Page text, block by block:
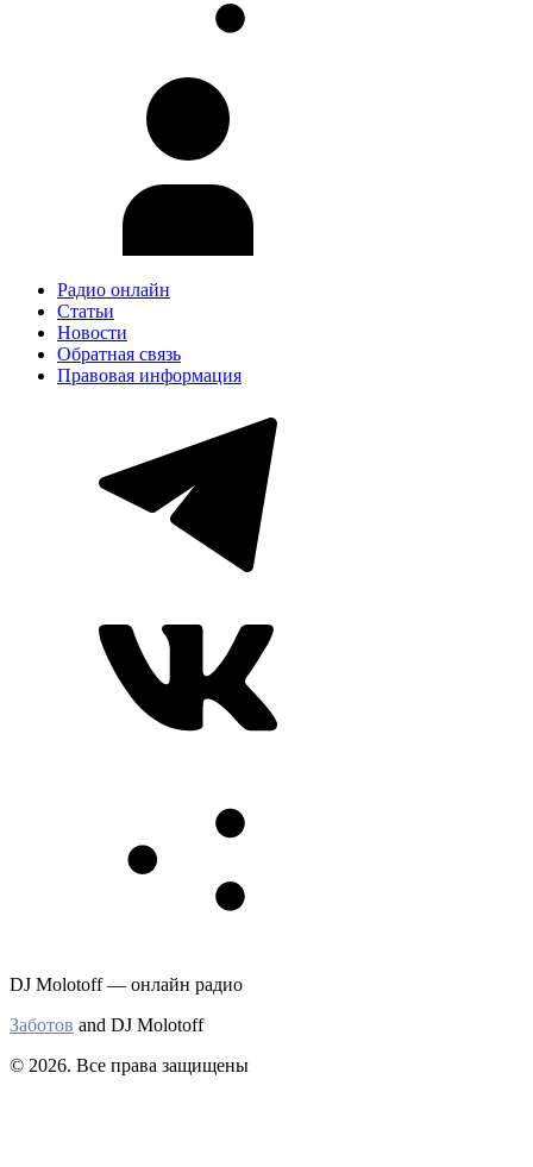
Радио онлайн
Статьи
Новости
Обратная связь
Правовая информация
DJ Molotoff — онлайн радио
Заботов and DJ Molotoff
© 2026. Все права защищены